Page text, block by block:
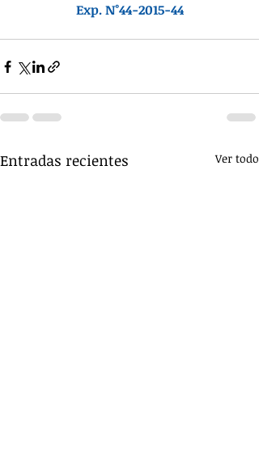
Exp. N°44-2015-44
Entradas recientes Ver todo